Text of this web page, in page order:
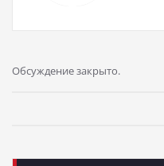
Обсуждение закрыто.